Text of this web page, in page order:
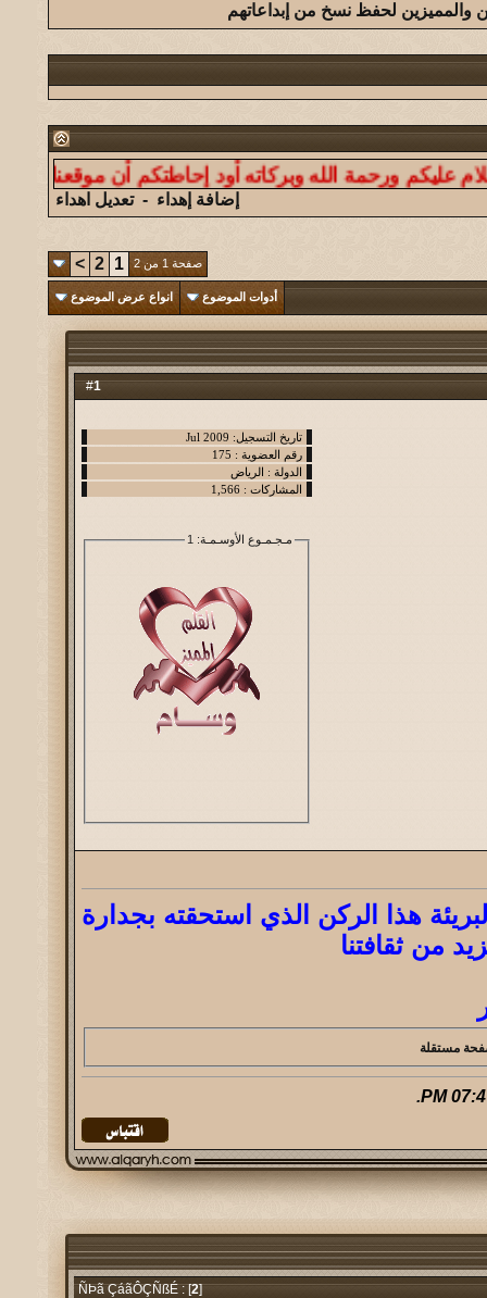
لحفظ نسخ من إبداعاتهم
الله وبركاته أود إحاطتكم أن موقعنا ليس لنشر
إضافة إهداء -تعديل اهداء
صفحة 1 من 2 1
2
>
أدوات الموضوع انواع عرض الموضوع
#
1
مـجـمـوع الأوسـمـة: 1
هذا الركن الذي استحقته بجدارة
من ثقافتنا
07:47
.
ÑÞã ÇáãÔÇÑßÉ : [
2]